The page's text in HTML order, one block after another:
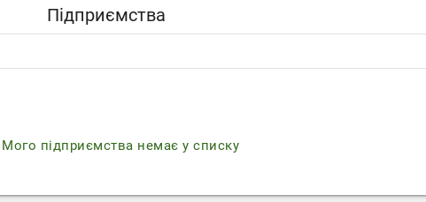
Підприємства
Мого підприємства немає у списку